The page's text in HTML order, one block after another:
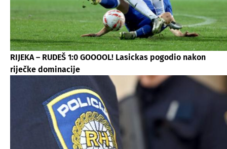
RIJEKA – RUDEŠ 1:0 GOOOOL! Lasickas pogodio nakon
riječke dominacije